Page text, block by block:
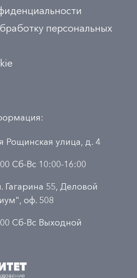
персональных
Рощинская улица, д. 4
Сб-Вс 10:00-16:00
Гагарина 55, Деловой
оф. 508
Сб-Вс Выходной